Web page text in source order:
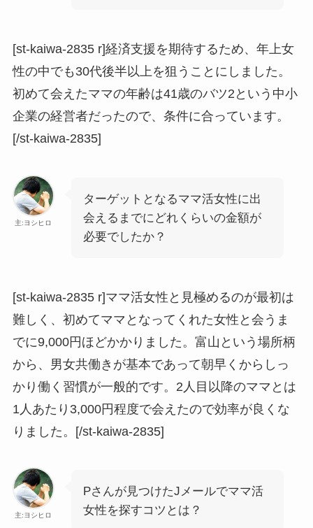
[st-kaiwa-2835 r]経済支援を期待するため、年上女
性の中でも30代後半以上を狙うことにしました。
初めて会えたママの年齢は41歳のバツ2という中小
企業の経営者だったので、条件に合っています。
[/st-kaiwa-2835]
主:ヨシヒロ
ターゲットとなるママ活女性に出
会えるまでにどれくらいの金額が
必要でしたか？
[st-kaiwa-2835 r]ママ活女性と見極めるのが最初は
難しく、初めてママとなってくれた女性と会うま
でに9,000円ほどかかりました。富山という場所柄
から、男女共働きが基本であって朝早くからしっ
かり働く習慣が一般的です。2人目以降のママとは
1人あたり3,000円程度で会えたので効率が良くな
りました。[/st-kaiwa-2835]
主:ヨシヒロ
Pさんが見つけたJメールでママ活
女性を探すコツとは？